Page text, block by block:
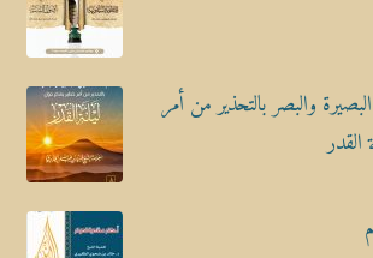
والبصر بالتحذير من أمر